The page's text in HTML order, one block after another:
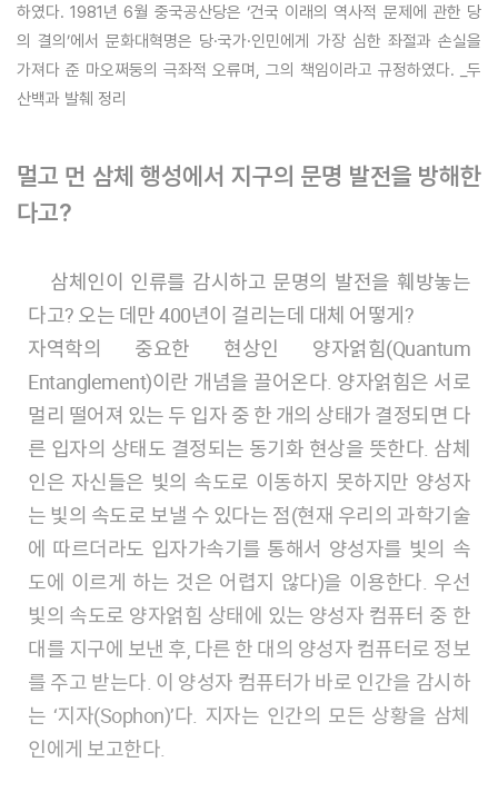
하였다. 1981년 6월 중국공산당은 ‘건국 이래의 역사적 문제에 관한 당
의 결의’에서 문화대혁명은 당·국가·인민에게 가장 심한 좌절과 손실을
가져다 준 마오쩌둥의 극좌적 오류며, 그의 책임이라고 규정하였다. _두
산백과 발췌 정리
멀고 먼 삼체 행성에서 지구의 문명 발전을 방해한
다고?
삼체인이 인류를 감시하고 문명의 발전을 훼방놓는
다고? 오는 데만 400년이 걸리는데 대체 어떻게?
자역학의 중요한 현상인 양자얽힘(Quantum
Entanglement)이란 개념을 끌어온다. 양자얽힘은 서로
멀리 떨어져 있는 두 입자 중 한 개의 상태가 결정되면 다
른 입자의 상태도 결정되는 동기화 현상을 뜻한다. 삼체
인은 자신들은 빛의 속도로 이동하지 못하지만 양성자
는 빛의 속도로 보낼 수 있다는 점(현재 우리의 과학기술
에 따르더라도 입자가속기를 통해서 양성자를 빛의 속
도에 이르게 하는 것은 어렵지 않다)을 이용한다. 우선
빛의 속도로 양자얽힘 상태에 있는 양성자 컴퓨터 중 한
대를 지구에 보낸 후, 다른 한 대의 양성자 컴퓨터로 정보
를 주고 받는다. 이 양성자 컴퓨터가 바로 인간을 감시하
는 ‘지자(Sophon)’다. 지자는 인간의 모든 상황을 삼체
인에게 보고한다.